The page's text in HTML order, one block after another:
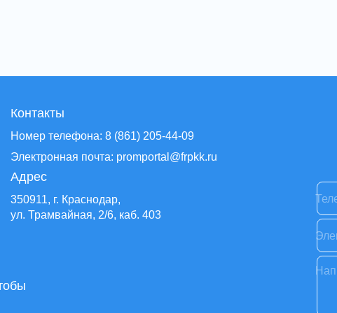
Контакты
Номер телефона: 8 (861) 205-44-09
Электронная почта: promportal@frpkk.ru
Адрес
350911, г. Краснодар,
ул. Трамвайная, 2/6, каб. 403